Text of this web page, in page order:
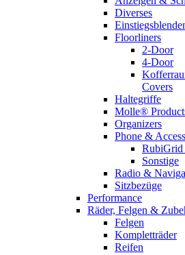
Diverses
Floorliners
2-Door
4-Door
Covers
Haltegriffe
Molle®
Organizers
Phone &
RubiGrid
Sonstige
Radio &
Sitzbezüge
Performance
Räder, Felgen &
Felgen
Kompletträder
Reifen